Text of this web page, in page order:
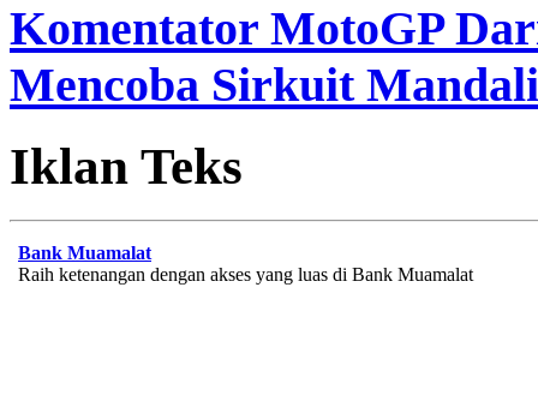
Komentator MotoGP
Mencoba Sirkuit
Iklan Teks
Bank Muamalat
Raih ketenangan dengan akses yang luas di Bank Muamalat